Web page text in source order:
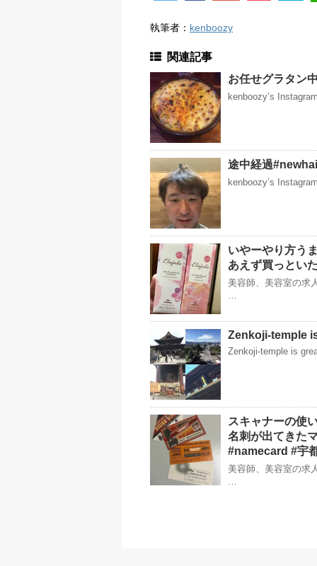
執筆者： kenboozy
関連記事
お任せグラタン
kenboozy’s
途中経過
kenboozy’s
いやーやり方う
あえず買っとい
美容師、美容室の求
…
Zenkoji-temple
Zenkoji-temple is
スキャナーの使
名刺が出てきた️
#namecard #宇
美容師、美容室の求
…